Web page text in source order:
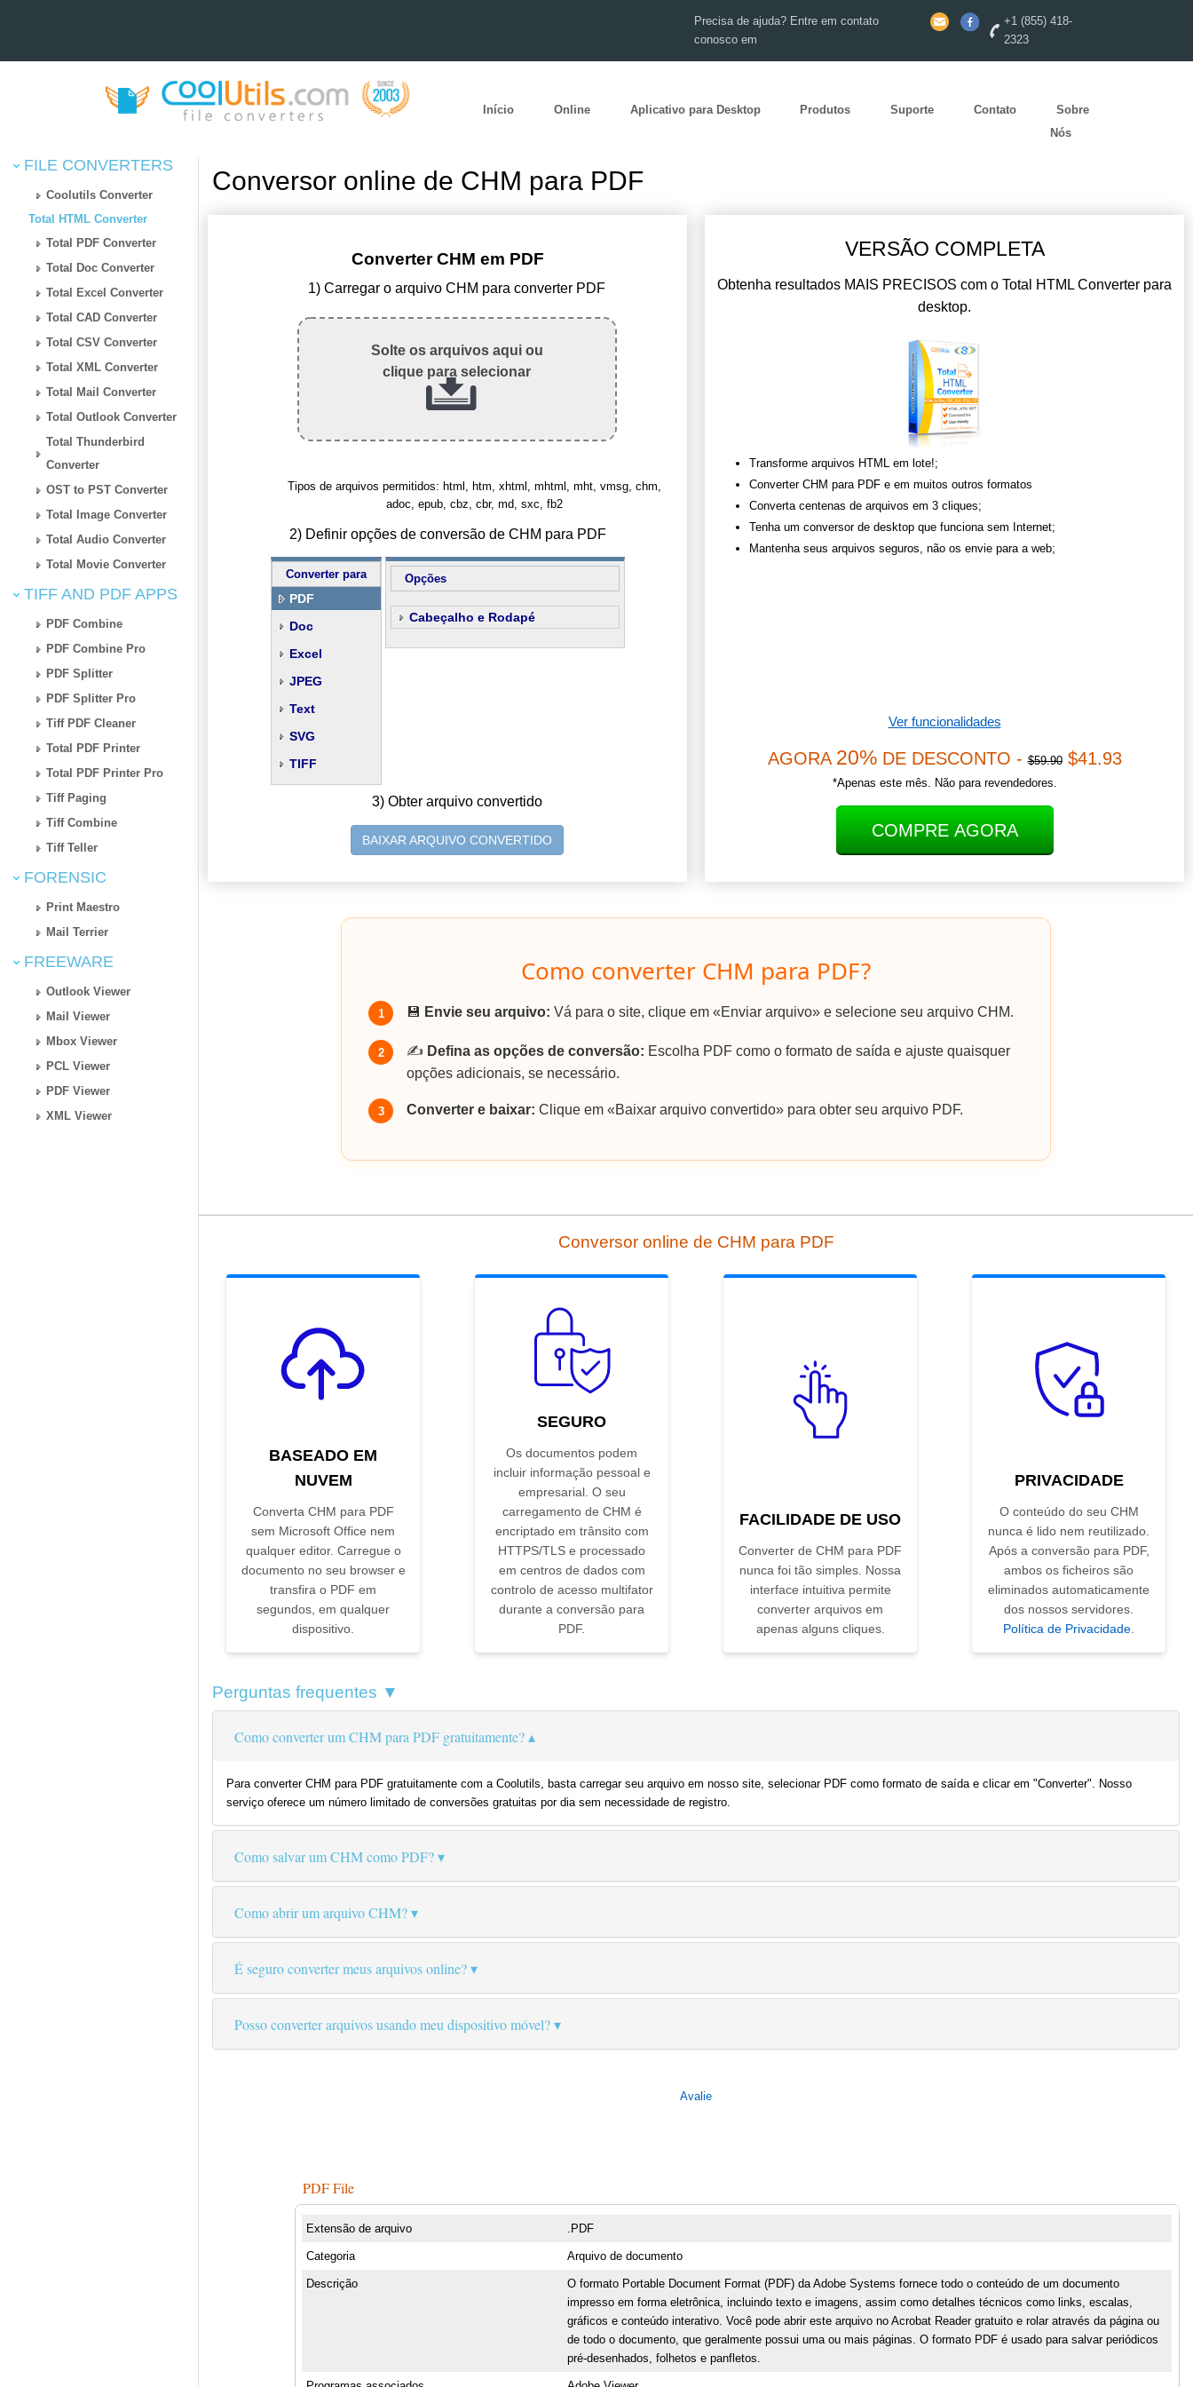
Precisa de ajuda? Entre em contato
conosco em
+1 (855) 418-
2323
Início Online Aplicativo para Desktop Produtos Suporte Contato
Sobre
Nós
FILE CONVERTERS
Coolutils Converter
Total HTML Converter
Total PDF Converter
Total Doc Converter
Total Excel Converter
Total CAD Converter
Total CSV Converter
Total XML Converter
Total Mail Converter
Total Outlook Converter
Total Thunderbird
Converter
OST to PST Converter
Total Image Converter
Total Audio Converter
Total Movie Converter
TIFF AND PDF APPS
PDF Combine
PDF Combine Pro
PDF Splitter
PDF Splitter Pro
Tiff PDF Cleaner
Total PDF Printer
Total PDF Printer Pro
Tiff Paging
Tiff Combine
Tiff Teller
FORENSIC
Print Maestro
Mail Terrier
FREEWARE
Outlook Viewer
Mail Viewer
Mbox Viewer
PCL Viewer
PDF Viewer
XML Viewer
Conversor online de CHM para PDF
Converter CHM em PDF
1) Carregar o arquivo CHM para converter PDF
Solte os arquivos aqui ou
clique para selecionar
Tipos de arquivos permitidos: html, htm, xhtml, mhtml, mht, vmsg, chm,
adoc, epub, cbz, cbr, md, sxc, fb2
2) Definir opções de conversão de CHM para PDF
Converter para
PDF
Doc
Excel
JPEG
Text
SVG
TIFF
Opções
Cabeçalho e Rodapé
3) Obter arquivo convertido
BAIXAR ARQUIVO CONVERTIDO
VERSÃO COMPLETA
Obtenha resultados MAIS PRECISOS com o Total HTML Converter para
desktop.
Transforme arquivos HTML em lote!;
Converter CHM para PDF e em muitos outros formatos
Converta centenas de arquivos em 3 cliques;
Tenha um conversor de desktop que funciona sem Internet;
Mantenha seus arquivos seguros, não os envie para a web;
Ver funcionalidades
AGORA 20%DE DESCONTO -$59.90$41.93
*Apenas este mês. Não para revendedores.
COMPRE AGORA
Como converter CHM para PDF?
1 💾 Envie seu arquivo: Vá para o site, clique em «Enviar arquivo» e selecione seu arquivo CHM.
2 ✍️ Defina as opções de conversão: Escolha PDF como o formato de saída e ajuste quaisquer
opções adicionais, se necessário.
3 Converter e baixar: Clique em «Baixar arquivo convertido» para obter seu arquivo PDF.
Conversor online de CHM para PDF
BASEADO EM
NUVEM
Converta CHM para PDF
sem Microsoft Office nem
qualquer editor. Carregue o
documento no seu browser e
transfira o PDF em
segundos, em qualquer
dispositivo.
SEGURO
Os documentos podem
incluir informação pessoal e
empresarial. O seu
carregamento de CHM é
encriptado em trânsito com
HTTPS/TLS e processado
em centros de dados com
controlo de acesso multifator
durante a conversão para
PDF.
FACILIDADE DE USO
Converter de CHM para PDF
nunca foi tão simples. Nossa
interface intuitiva permite
converter arquivos em
apenas alguns cliques.
PRIVACIDADE
O conteúdo do seu CHM
nunca é lido nem reutilizado.
Após a conversão para PDF,
ambos os ficheiros são
eliminados automaticamente
dos nossos servidores.
Política de Privacidade
Perguntas frequentes ▼
Como converter um CHM para PDF gratuitamente?
Para converter CHM para PDF gratuitamente com a Coolutils, basta carregar seu arquivo em nosso site, selecionar PDF como formato de saída e clicar em "Converter". Nosso
serviço oferece um número limitado de conversões gratuitas por dia sem necessidade de registro.
Como salvar um CHM como PDF?
Como abrir um arquivo CHM?
É seguro converter meus arquivos online?
Posso converter arquivos usando meu dispositivo móvel?
Avalie
PDF File
Extensão de arquivo .PDF
Categoria Arquivo de documento
Descrição
O formato Portable Document Format (PDF) da Adobe Systems fornece todo o conteúdo de um documento
impresso em forma eletrônica, incluindo texto e imagens, assim como detalhes técnicos como links, escalas,
gráficos e conteúdo interativo. Você pode abrir este arquivo no Acrobat Reader gratuito e rolar através da página ou
de todo o documento, que geralmente possui uma ou mais páginas. O formato PDF é usado para salvar periódicos
pré-desenhados, folhetos e panfletos.